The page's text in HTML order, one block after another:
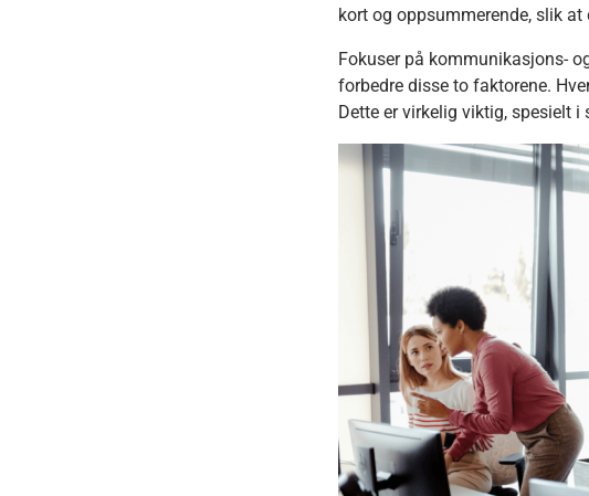
kort og oppsummerende, slik
Fokuser på kommunikasjons-
forbedre disse to faktorene.
Dette er virkelig viktig, spesielt i